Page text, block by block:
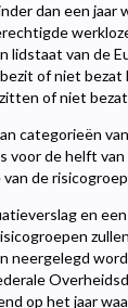
dan een
lidstaat van de
of niet bezat
of niet
categorieën
voor de helft
de
en
neergelegd
op het jaar